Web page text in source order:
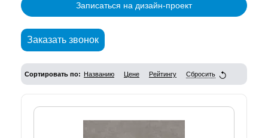
Записаться на дизайн-проект
Заказать звонок
Сортировать по: Названию Цене Рейтингу Сбросить